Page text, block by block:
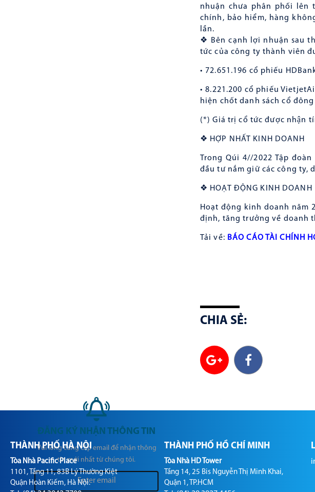
ĐĂNG KÝ NHẬN THÔNG TIN
Vui lòng cung cấp email để nhận thông
tin mới nhất từ chúng tôi.
nhuận chưa phân phối lên
chính, bảo hiểm, hàng
lần.
❖ Bên cạnh lợi nhuận sau
tức của công ty thành viên
• 72.651.196 cổ phiếu
• 8.221.200 cổ phiếu
hiện chốt danh sách cổ
(*) Giá trị cổ tức được nhận
❖ HỢP NHẤT KINH DOANH
Trong Qúi 4//2022 Tập
đầu tư nắm giữ các công ty,
❖ HOẠT ĐỘNG KINH DOANH
Hoạt động kinh doanh năm
định, tăng trưởng về doanh
Tải về: BÁO CÁO TÀI CHÍNH
CHIA SẺ:
THÀNH PHỐ HÀ NỘI
Tòa Nhà Pacific Place
1101, Tầng 11, 83B Lý Thường Kiệt
Quận Hoàn Kiếm, Hà Nội.
THÀNH PHỐ HỒ CHÍ MINH
Tòa Nhà HD Tower
Tầng 14, 25 Bis Nguyễn Thị Minh Khai,
Quận 1, TP.HCM